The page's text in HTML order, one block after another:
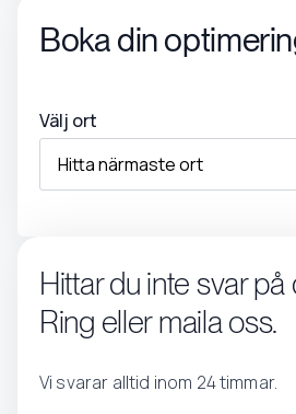
Boka din
Välj ort
Hittar du inte svar på
Ring eller maila oss.
Vi svarar alltid inom 24 timmar.